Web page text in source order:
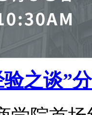
之谈”